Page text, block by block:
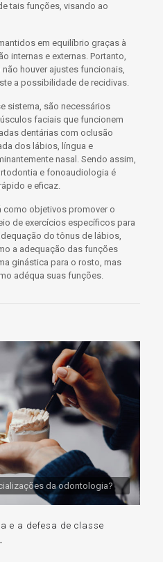
tais funções, visando ao
em equilíbrio graças à
internas e externas. Portanto,
houver ajustes funcionais,
a possibilidade de recidivas.
sistema, são necessários
faciais que funcionem
dentáriascom oclusão
dos lábios, língua e
nasal. Sendo assim,
e fonoaudiologia é
e eficaz.
como objetivos promover o
de exercícios específicos para
do tônus de lábios,
a adequação das funções
ginástica para o rosto, mas
adéqua suas funções.
da odontologia?
e a defesa de classe